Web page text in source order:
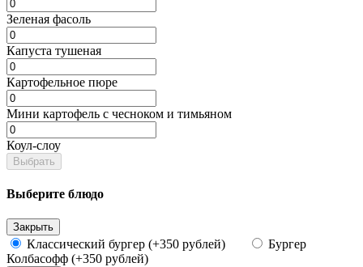
Зеленая фасоль
Капуста тушеная
Картофельное пюре
Мини картофель с чесноком и тимьяном
Коул-слоу
Выбрать
Выберите блюдо
Закрыть
Классический бургер (+350 рублей)
Бургер
Колбасофф (+350 рублей)